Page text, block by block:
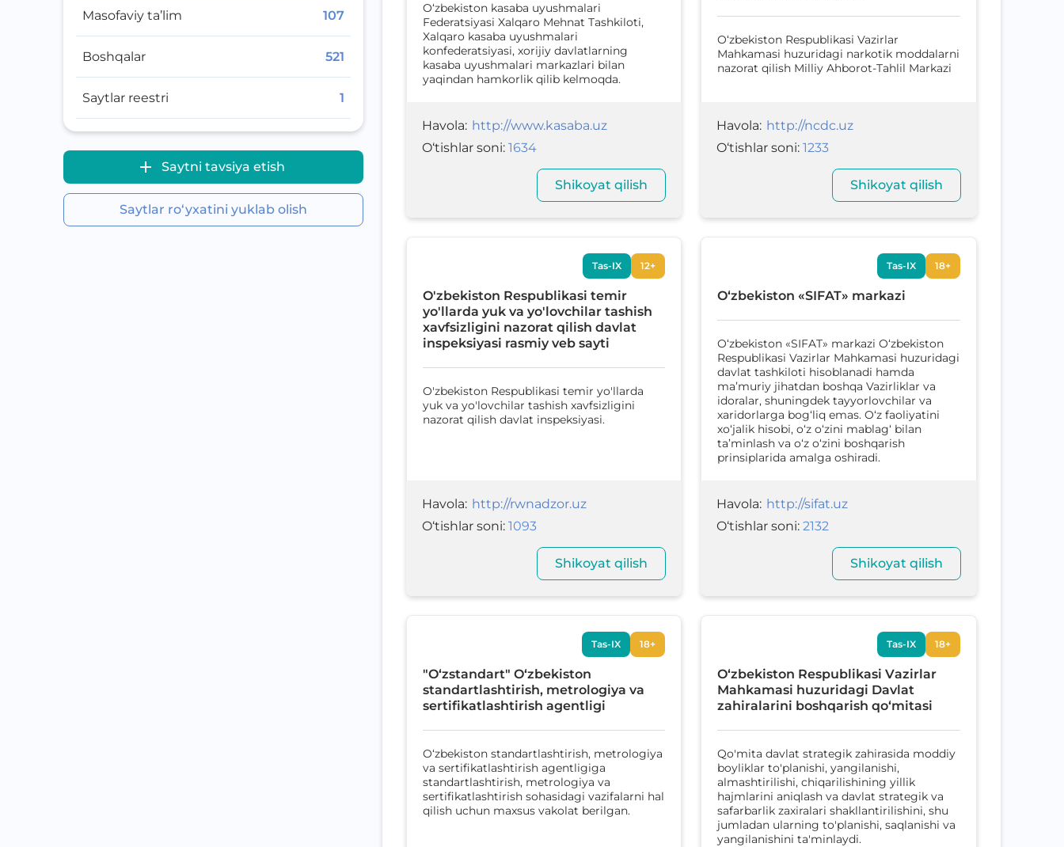
O‘zbekiston kasaba uyushmalari
Federatsiyasi Xalqaro Mehnat Tashkiloti,
Xalqaro kasaba uyushmalari
konfederatsiyasi, xorijiy davlatlarning
kasaba uyushmalari markazlari bilan
yaqindan hamkorlik qilib kelmoqda.
Havola: http://www.kasaba.uz
O‘tishlar soni: 1634
Shikoyat qilish
O‘zbekiston Respublikasi Vazirlar
Mahkamasi huzuridagi narkotik moddalarni
nazorat qilish Milliy Ahborot-Tahlil Markazi
Havola: http://ncdc.uz
O‘tishlar soni:1233
Shikoyat qilish
Tas-IX 12+
O'zbekiston Respublikasi temir
yo'llarda yuk va yo'lovchilar tashish
xavfsizligini nazorat qilish davlat
inspeksiyasi rasmiy veb sayti
O'zbekiston Respublikasi temir yo'llarda
yuk va yo'lovchilar tashish xavfsizligini
nazorat qilish davlat inspeksiyasi.
Havola: http://rwnadzor.uz
O‘tishlar soni: 1093
Shikoyat qilish
Tas-IX 18+
O‘zbekiston «SIFAT» markazi
O‘zbekiston «SIFAT» markazi O‘zbekiston
Respublikasi Vazirlar Mahkamasi huzuridagi
davlat tashkiloti hisoblanadi hamda
ma’muriy jihatdan boshqa Vazirliklar va
idoralar, shuningdek tayyorlovchilar va
хaridorlarga bog‘liq emas. O‘z faoliyatini
хo‘jalik hisobi, o‘z o‘zini mablag‘ bilan
ta’minlash va o‘z o‘zini boshqarish
prinsiplarida amalga oshiradi.
Havola: http://sifat.uz
O‘tishlar soni:2132
Shikoyat qilish
Tas-IX 18+
"O‘zstandart" O‘zbekiston
standartlashtirish, metrologiya va
sertifikatlashtirish agentligi
O‘zbekiston standartlashtirish, metrologiya
va sertifikatlashtirish agentligiga
standartlashtirish, metrologiya va
sertifikatlashtirish sohasidagi vazifalarni hal
qilish uchun maxsus vakolat berilgan.
Tas-IX 18+
O‘zbekiston Respublikаsi Vаzirlаr
Mаhkаmаsi huzuridаgi Dаvlаt
zаhirаlаrini boshqаrish qo‘mitаsi
Qo'mita davlat strategik zahirasida moddiy
boyliklar to'planishi, yangilanishi,
almashtirilishi, chiqarilishining yillik
hajmlarini aniqlash va davlat strategik va
safarbarlik zaxiralari shakllantirilishini, shu
jumladan ularning to'planishi, saqlanishi va
yangilanishini ta'minlaydi.
Masofaviy ta’lim 107
Boshqalar 521
Saytlar reestri 1
Saytni tavsiya etish
Saytlar ro‘yxatini yuklab olish